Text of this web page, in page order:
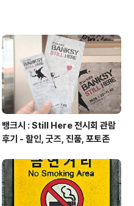
교보문고 주
인 코너 광
인 구조입니
벽을 긁거나
차 공간도 넓
뱅크시 : Still Here 전시회 관람
후기 - 할인, 굿즈, 진품, 포토존